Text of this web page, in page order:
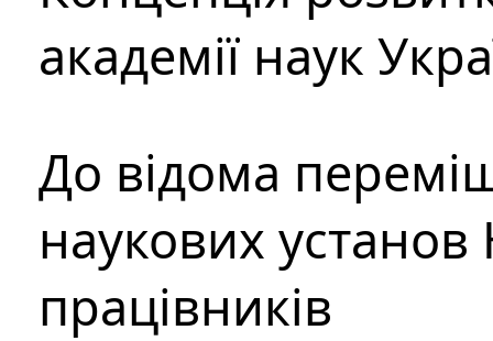
академії наук
До відома
наукових установ
працівників